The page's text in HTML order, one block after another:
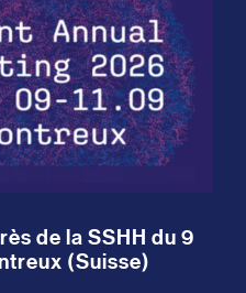
de la SSHH du 9
(Suisse)